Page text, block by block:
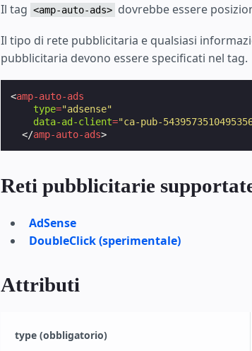
Il tag <amp-auto-ads> dovrebbe essere
Il tipo di rete pubblicitaria e qualsiasi
pubblicitaria devono essere specificati nel tag.
<amp-auto-ads
type="adsense"
data-ad-client="ca-pub-
</amp-auto-ads>
Reti pubblicitarie
AdSense
DoubleClick (sperimentale)
Attributi
type (obbligatorio)